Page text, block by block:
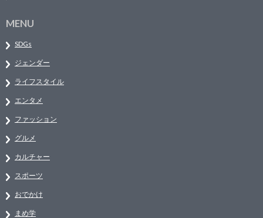
MENU
SDGs
ジェンダー
ライフスタイル
エンタメ
ファッション
グルメ
カルチャー
スポーツ
おでかけ
まめ学